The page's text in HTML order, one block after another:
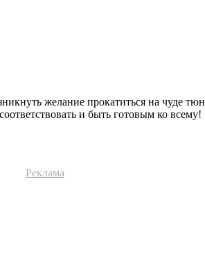
желание прокатиться на чуде
и быть готовым ко всему!
Реклама